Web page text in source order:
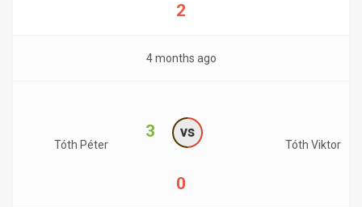
2
4 months ago
Tóth Péter
3 vs
0
Tóth Viktor